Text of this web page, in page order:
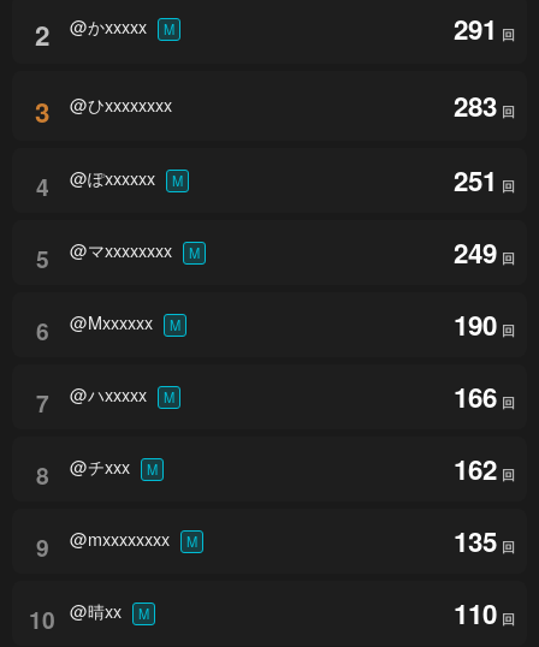
2 @かxxxxx M 291 回
3 @ひxxxxxxxx 283 回
4 @ぽxxxxxx M 251 回
5 @マxxxxxxxx M 249 回
6 @Mxxxxxx M 190 回
7 @ハxxxxx M 166 回
8 @チxxx M 162 回
9 @mxxxxxxxx M 135 回
10 @晴xx M 110 回